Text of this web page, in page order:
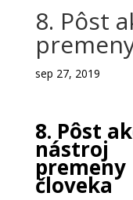
8. Pôst
sep 27, 2019
8. Pôst
nástroj
premeny
človeka